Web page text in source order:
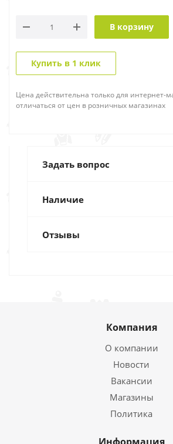
В корзину
Купить в 1 клик
Цена действительна только для интернет-
отличаться от цен в розничных магазинах
Задать вопрос
Наличие
Отзывы
Компания
О компании
Новости
Вакансии
Магазины
Политика